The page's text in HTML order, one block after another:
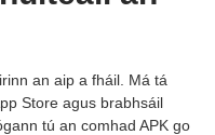
an aip a fháil. Má tá
Store agus brabhsáil
tú an comhad APK go